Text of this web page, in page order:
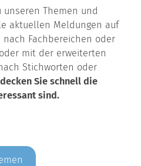
unseren Themen und
aktuellen Meldungen auf
Fachbereichen oder
mit der erweiterten
Stichworten oder
Sie schnell die
sind.